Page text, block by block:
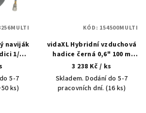
naviják
1/4"
5-7
ks)
vidaXL Hybridní vzduchová
hadice černá 0,6" 100 m
pryž a PVC
3 238 Kč / ks
Skladem. Dodání do 5-7
pracovních dní.(16 ks)
KÓD: 154500MULTI